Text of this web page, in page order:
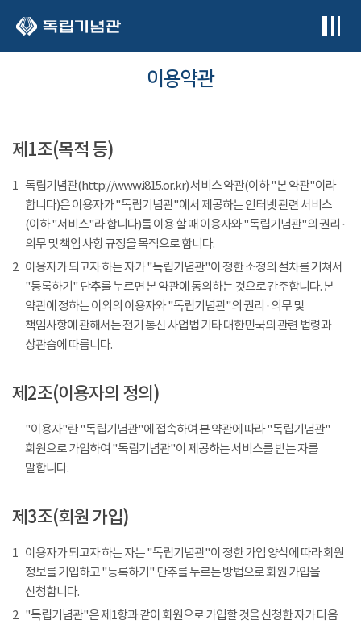
이용약관
제1조(목적 등)
1 독립기념관(http://www.i815.or.kr) 서비스 약관(이하 "본 약관"이라
합니다)은 이용자가 "독립기념관"에서 제공하는 인터넷 관련 서비스
(이하 "서비스"라 합니다)를 이용 할 때 이용자와 "독립기념관"의 권리 ·
의무 및 책임 사항 규정을 목적으로 합니다.
2 이용자가 되고자 하는 자가 "독립기념관"이 정한 소정의 절차를 거쳐서
"등록하기" 단추를 누르면 본 약관에 동의하는 것으로 간주합니다. 본
약관에 정하는 이외의 이용자와 "독립기념관"의 권리 · 의무 및
책임사항에 관해서는 전기 통신 사업법 기타 대한민국의 관련 법령과
상관습에 따릅니다.
제2조(이용자의 정의)
"이용자"란 "독립기념관"에 접속하여 본 약관에 따라 "독립기념관"
회원으로 가입하여 "독립기념관"이 제공하는 서비스를 받는 자를
말합니다.
제3조(회원 가입)
1 이용자가 되고자 하는 자는 "독립기념관"이 정한 가입 양식에 따라 회원
정보를 기입하고 "등록하기" 단추를 누르는 방법으로 회원 가입을
신청합니다.
2 "독립기념관"은 제1항과 같이 회원으로 가입할 것을 신청한 자가 다음